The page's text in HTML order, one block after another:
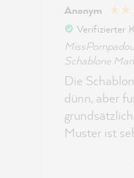
Anonym
Verifizierter
Schablone
Die
dünn, aber
Muster ist
ein